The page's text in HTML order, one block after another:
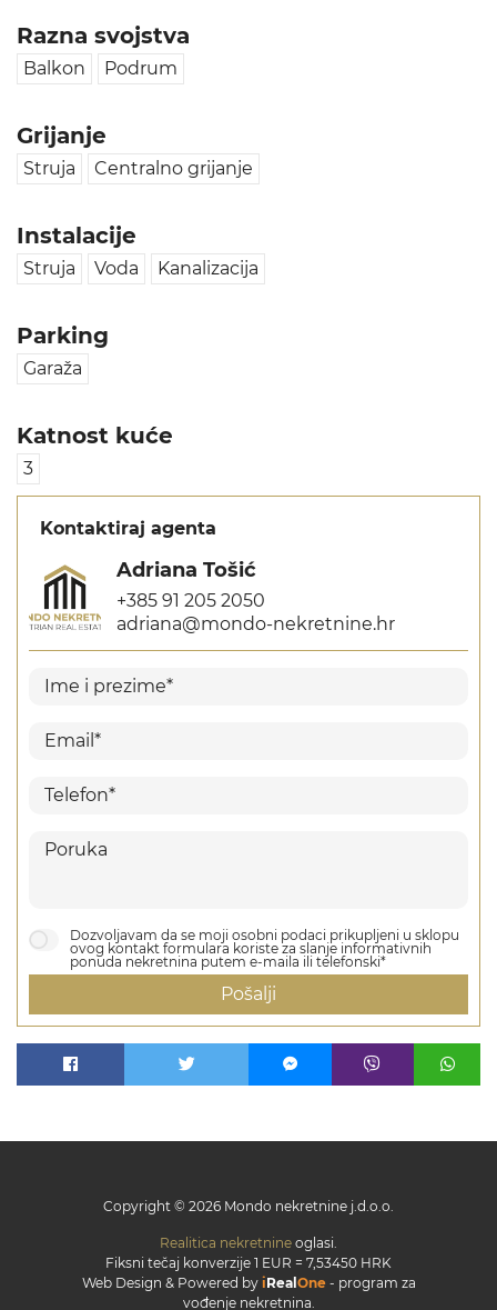
Razna svojstva
Balkon Podrum
Grijanje
Struja Centralno grijanje
Instalacije
Struja Voda Kanalizacija
Parking
Garaža
Katnost kuće
3
Kontaktiraj agenta
Adriana Tošić
+385 91 205 2050
adriana@mondo-nekretnine.hr
Dozvoljavam da se moji osobni podaci prikupljeni u sklopu
ovog kontakt formulara koriste za slanje informativnih
ponuda nekretnina putem e-maila ili telefonski*
Pošalji
Copyright © 2026 Mondo nekretnine j.d.o.o.
Realitica nekretnine oglasi.
Fiksni tečaj konverzije 1 EUR = 7,53450 HRK
Web Design & Powered by iReal One- program za
vođenje nekretnina.